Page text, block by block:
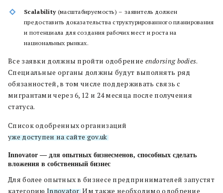
Scalability(масштабируемость) – заявитель должен
предоставить доказательства структурированного планирования
и потенциала для создания рабочих мест и роста на
национальных рынках.
Все заявки должны пройти одобрение endorsing bodies.
Специальные органы должны будут выполнять ряд
обязанностей, в том числе поддерживать связь с
мигрантами через 6, 12 и 24 месяца после получения
статуса.
Список одобренных организаций
уже доступен на сайте gov.uk.
Innovator — для опытных бизнесменов, способных сделать
вложения в собственный бизнес
Для более опытных в бизнесе предпринимателей запустят
категорию Innovator. Им также необходимо одобрение